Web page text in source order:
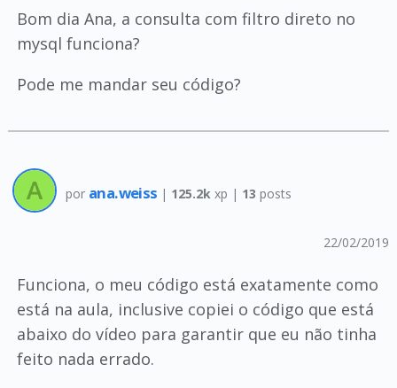
Bom dia Ana, a consulta com filtro direto no
mysql funciona?
Pode me mandar seu código?
por ana.weiss | 125.2k xp | 13 posts
22/02/2019
Funciona, o meu código está exatamente como
está na aula, inclusive copiei o código que está
abaixo do vídeo para garantir que eu não tinha
feito nada errado.